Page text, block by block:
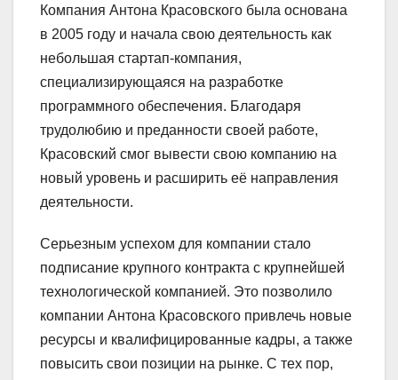
Компания Антона Красовского была основана
в 2005 году и начала свою деятельность как
небольшая стартап-компания,
специализирующаяся на разработке
программного обеспечения. Благодаря
трудолюбию и преданности своей работе,
Красовский смог вывести свою компанию на
новый уровень и расширить её направления
деятельности.
Серьезным успехом для компании стало
подписание крупного контракта с крупнейшей
технологической компанией. Это позволило
компании Антона Красовского привлечь новые
ресурсы и квалифицированные кадры, а также
повысить свои позиции на рынке. С тех пор,